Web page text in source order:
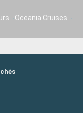
Oceania Cruises